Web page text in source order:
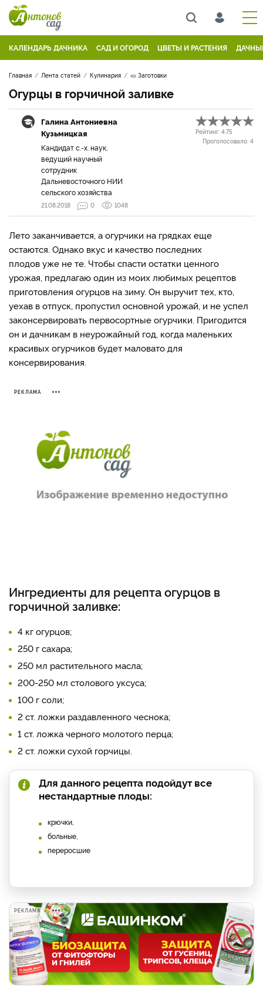
КАЛЕНДАРЬ ДАЧНИКА САД И ОГОРОД ЦВЕТЫ И РАСТЕНИЯ
Главная Лента статей Кулинария 🥒 Заготовки
Огурцы в горчичной заливке
Галина Антониевна
Кузьмицкая
Кандидат с.-х. наук,
ведущий научный
сотрудник
Дальневосточного НИИ
сельского хозяйства
Рейтинг: 4.75
Проголосовало: 4
21.08.2018 0 1048
Лето заканчивается, а огурчики на грядках еще
остаются. Однако вкус и качество последних
плодов уже не те. Чтобы спасти остатки ценного
урожая, предлагаю один из моих любимых рецептов
приготовления огурцов на зиму. Он выручит тех, кто,
уехав в отпуск, пропустил основной урожай, и не успел
законсервировать первосортные огурчики. Пригодится
он и дачникам в неурожайный год, когда маленьких
красивых огурчиков будет маловато для
консервирования.
РЕКЛАМА
Ингредиенты для рецепта огурцов в
горчичной заливке:
4 кг огурцов;
250 г сахара;
250 мл растительного масла;
200-250 мл столового уксуса;
100 г соли;
2 ст. ложки раздавленного чеснока;
1 ст. ложка черного молотого перца;
2 ст. ложки сухой горчицы.
Для данного рецепта подойдут все
нестандартные плоды:
крючки,
больные,
переросшие
РЕКЛАМА